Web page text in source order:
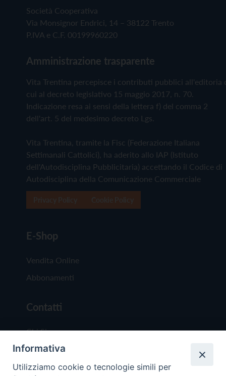
Società Cooperativa
Via Monsignor Endrici, 14 – 38122 Trento
P.IVA e C.F. 00199960220
Amministrazione trasparente
Vita Trentina percepisce i contributi pubblici all'editoria
cui al decreto legislativo 15 maggio 2017, n. 70.
Indicazione resa ai sensi della lettera f) del comma 2
dell'art. 5 del medesimo decreto Lgs.
Vita Trentina, tramite la Fisc (Federazione Italiana
Settimanali Cattolici), ha aderito allo IAP (Istituto
dell'Autodisciplina Pubblicitaria) accettando il Codice di
Autodisciplina della Comunicazione Commerciale
E-Shop
Vendita Online
Abbonamenti
Contatti
Chi Siamo
Redazione
Scrivici
Informativa
Utilizziamo cookie o tecnologie simili per